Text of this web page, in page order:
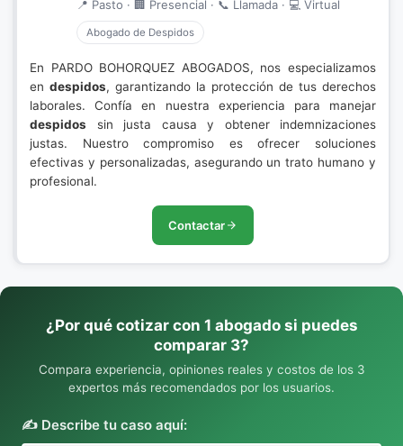
📍 Pasto · 🏢 Presencial · 📞 Llamada · 💻 Virtual
Abogado de Despidos
En PARDO BOHORQUEZ ABOGADOS, nos especializamos
en despidos, garantizando la protección de tus derechos
laborales. Confía en nuestra experiencia para manejar
despidos sin justa causa y obtener indemnizaciones
justas. Nuestro compromiso es ofrecer soluciones
efectivas y personalizadas, asegurando un trato humano y
profesional.
Contactar
¿Por qué cotizar con 1 abogado si puedes
comparar 3?
Compara experiencia, opiniones reales y costos de los 3
expertos más recomendados por los usuarios.
✍️ Describe tu caso aquí: